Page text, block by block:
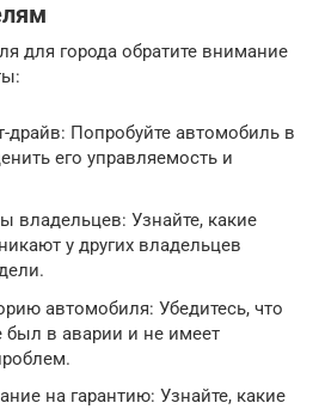
для города обратите внимание
драйв: Попробуйте автомобиль в
его управляемость и
владельцев: Узнайте, какие
у других владельцев
автомобиля: Убедитесь, что
был в аварии и не имеет
на гарантию: Узнайте, какие